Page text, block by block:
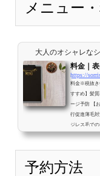
メニュー
大人のオシャレな
料金｜
https://
料金※税抜き
すすめ】髪
ージ予防 【
行促進薄毛
ジレス毛で
予約方法